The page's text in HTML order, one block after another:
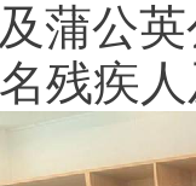
蒲公
残疾